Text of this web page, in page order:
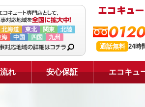
北海道 東北 関東
北陸
海
中国 四国 九州
通話無料 24時
れ 安心保証 エコキュ